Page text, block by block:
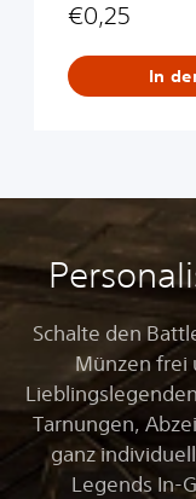
€0,25
In
Schalte den
Münzen frei
Tarnungen,
ganz
Legends In-